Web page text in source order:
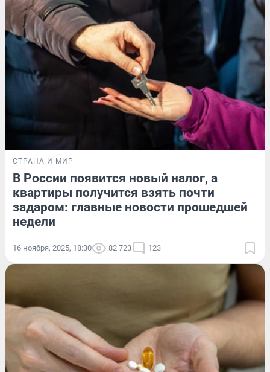
СТРАНА И МИР
В России появится новый налог, а
квартиры получится взять почти
задаром: главные новости прошедшей
недели
16 ноября, 2025, 18:30 82 723 123